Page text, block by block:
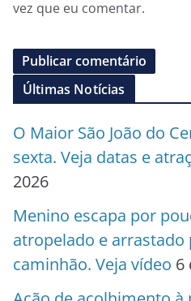
vez que eu comentar.
Últimas Notícias
O Maior São João do
sexta. Veja datas e
2026
Menino escapa por
atropelado e arrastado
caminhão. Veja vídeo 6